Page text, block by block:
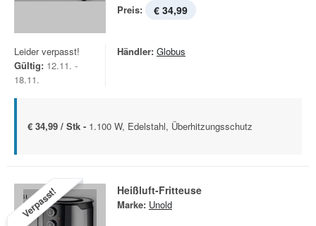
Preis: € 34,99
Leider verpasst!
Gültig: 12.11. -
18.11.
Händler: Globus
€ 34,99 / Stk - 1.100 W, Edelstahl, Überhitzungsschutz
Verpasst! Heißluft-Fritteuse
Marke: Unold